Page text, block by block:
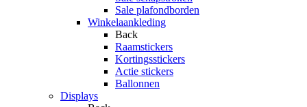
Sale plafondborden
Winkelaankleding
Back
Raamstickers
Kortingsstickers
Actie stickers
Ballonnen
Displays